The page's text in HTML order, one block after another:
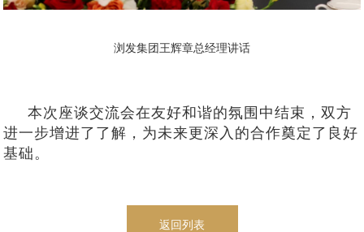
浏发集团王辉章总经理讲话
本次座谈交流会在友好和谐的氛围中结束，双方
进一步增进了 了解， 为未来更深入的合作奠定了良好
基础。
返回列表